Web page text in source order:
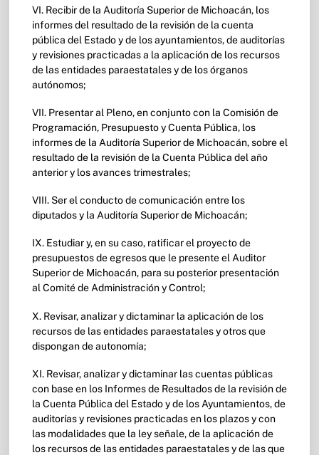
VI. Recibir de la Auditoría Superior de Michoacán, los
informes del resultado de la revisión de la cuenta
pública del Estado y de los ayuntamientos, de auditorías
y revisiones practicadas a la aplicación de los recursos
de las entidades paraestatales y de los órganos
autónomos;
VII. Presentar al Pleno, en conjunto con la Comisión de
Programación, Presupuesto y Cuenta Pública, los
informes de la Auditoría Superior de Michoacán, sobre el
resultado de la revisión de la Cuenta Pública del año
anterior y los avances trimestrales;
VIII. Ser el conducto de comunicación entre los
diputados y la Auditoría Superior de Michoacán;
IX. Estudiar y, en su caso, ratificar el proyecto de
presupuestos de egresos que le presente el Auditor
Superior de Michoacán, para su posterior presentación
al Comité de Administración y Control;
X. Revisar, analizar y dictaminar la aplicación de los
recursos de las entidades paraestatales y otros que
dispongan de autonomía;
XI. Revisar, analizar y dictaminar las cuentas públicas
con base en los Informes de Resultados de la revisión de
la Cuenta Pública del Estado y de los Ayuntamientos, de
auditorías y revisiones practicadas en los plazos y con
las modalidades que la ley señale, de la aplicación de
los recursos de las entidades paraestatales y de las que